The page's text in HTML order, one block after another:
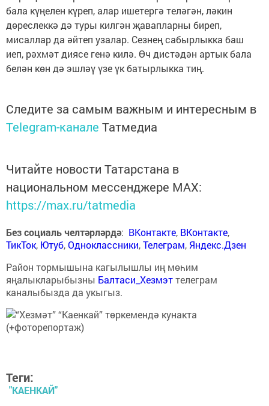
бала күңелен күреп, алар ишетергә теләгән, ләкин
дөреслеккә дә туры килгән җавапларны биреп,
мисаллар да әйтеп узалар. Сезнең сабырлыкка баш
иеп, рәхмәт диясе генә килә. Өч дистәдән артык бала
белән көн дә эшләү үзе үк батырлыкка тиң.
Следите за самым важным и интересным в
Telegram-канале Татмедиа
Читайте новости Татарстана в
национальном мессенджере MАХ:
https://max.ru/tatmedia
Без социаль челтәрләрдә: ВКонтакте, ВКонтакте,
ТикТок, Ютуб,Одноклассники,Телеграм, Яндекс.Дзен
Район тормышына кагылышлы иң мөһим
яңалыкларыбызны Балтаси_Хезмэттелеграм
каналыбызда да укыгыз.
Теги:
"КАЕНКАЙ"